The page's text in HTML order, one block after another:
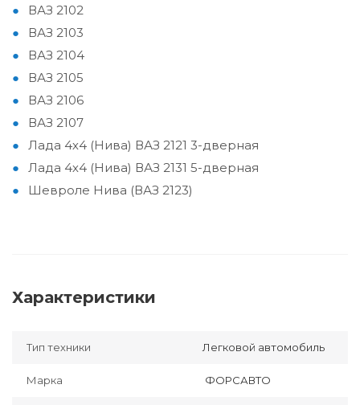
ВАЗ 2102
ВАЗ 2103
ВАЗ 2104
ВАЗ 2105
ВАЗ 2106
ВАЗ 2107
Лада 4х4 (Нива) ВАЗ 2121 3-дверная
Лада 4х4 (Нива) ВАЗ 2131 5-дверная
Шевроле Нива (ВАЗ 2123)
Характеристики
Тип техники Легковой автомобиль
Марка ФОРСАВТО